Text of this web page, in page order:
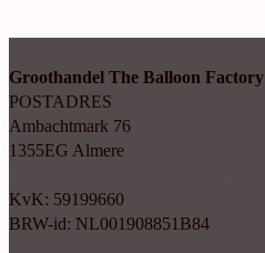
Groothandel The Balloon Factory
POSTADRES
Ambachtmark 76
1355EG Almere
KvK: 59199660
BRW-id: NL001908851B84